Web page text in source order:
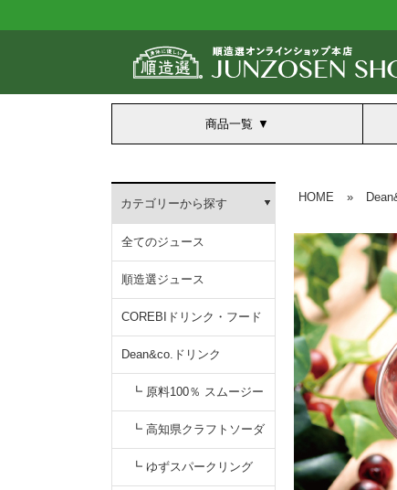
商品一覧
カテゴリーから探す
全てのジュース
順造選ジュース
COREBIドリンク・フード
Dean&co.ドリンク
┗ 原料100％ スムージー
（ミックスジュース）
┗ 高知県クラフトソーダ
┗ ゆずスパークリング
HOME »